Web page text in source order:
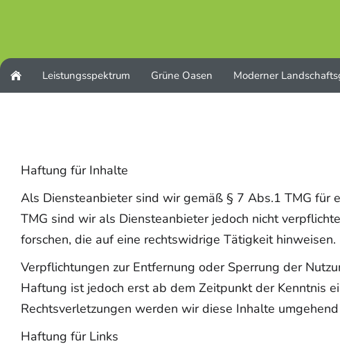
Leistungsspektrum Grüne Oasen Moderner
Haftung für Inhalte
Als Diensteanbieter sind wir gemäß § 7 Abs.1 TMG für
TMG sind wir als Diensteanbieter jedoch nicht
forschen, die auf eine rechtswidrige Tätigkeit hinweisen.
Verpflichtungen zur Entfernung oder Sperrung der
Haftung ist jedoch erst ab dem Zeitpunkt der Kenntnis
Rechtsverletzungen werden wir diese Inhalte
Haftung für Links